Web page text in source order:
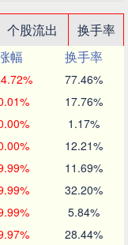
个股流出
换手率
幅
换手率
77.46%
17.76%
1.17%
12.21%
11.69%
32.20%
5.84%
28.44%